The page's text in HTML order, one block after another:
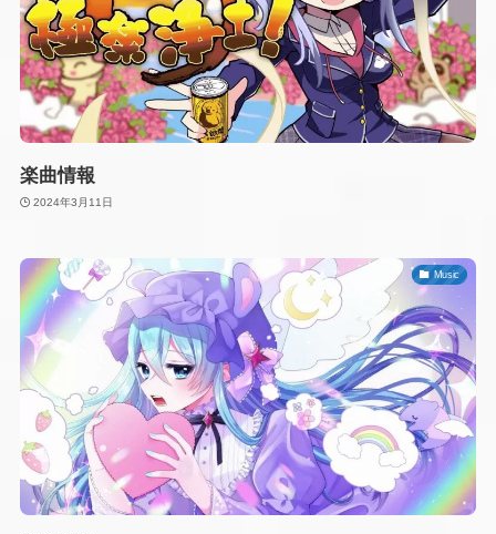
楽曲情報
2024年3月11日
Music